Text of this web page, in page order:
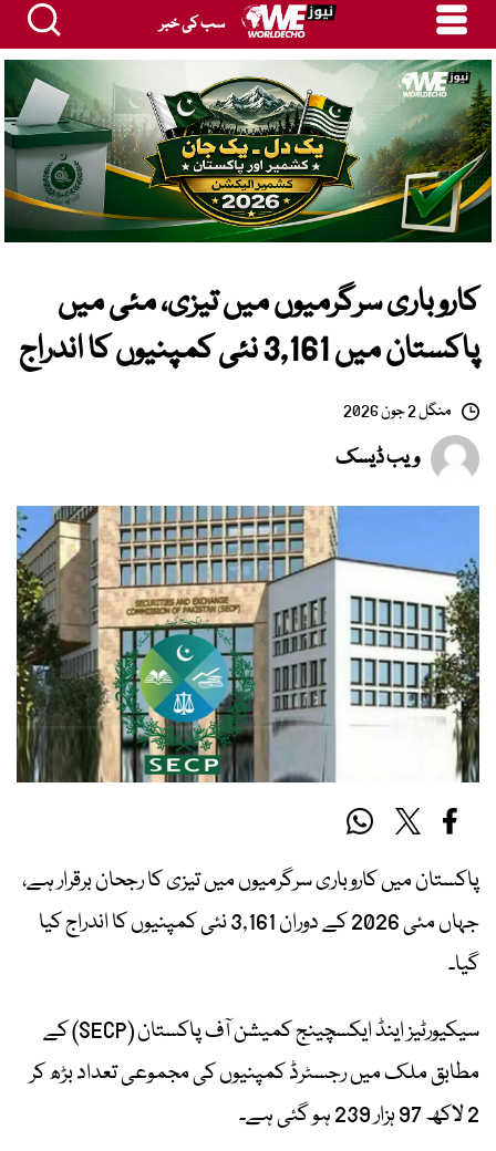
سب کی خبر
کاروباری سرگرمیوں میں تیزی، مئی میں
پاکستان میں 3,161 نئی کمپنیوں کا اندراج
منگل 2 جون 2026
ویب ڈیسک
پاکستان میں کاروباری سرگرمیوں میں تیزی کا رجحان برقرار ہے،
جہاں مئی 2026 کے دوران 3,161 نئی کمپنیوں کا اندراج کیا
گیا۔
سیکیورٹیز اینڈ ایکسچینج کمیشن آف پاکستان (SECP) کے
مطابق ملک میں رجسٹرڈ کمپنیوں کی مجموعی تعداد بڑھ کر
2 لاکھ 97 ہزار 239 ہو گئی ہے۔